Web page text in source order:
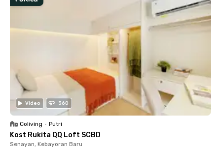
Video 360
Coliving • Putri
Kost Rukita QQ Loft SCBD
Senayan, Kebayoran Baru